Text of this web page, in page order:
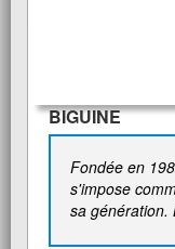
BIGUINE
Fondée en
s'impose
sa génération.